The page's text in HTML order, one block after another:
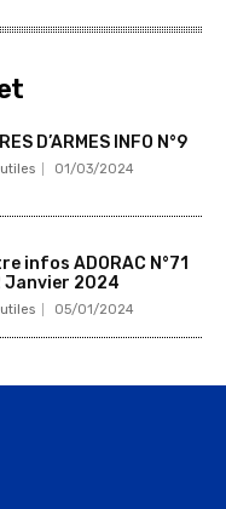
D’ARMES INFO N°9
01/03/2024
infos ADORAC N°71
Janvier 2024
05/01/2024